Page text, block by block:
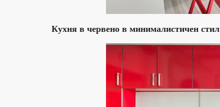
Кухня в червено в минималистичен стил